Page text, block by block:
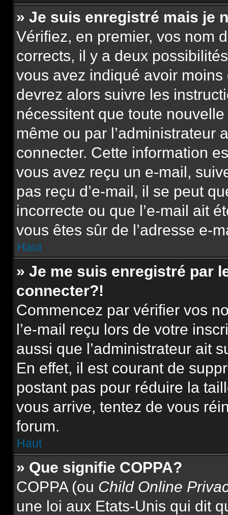
» Je suis enregistré mais je
Vérifiez, en premier, vos nom
corrects, il y a deux
vous avez indiqué avoir
devrez alors suivre les
nécessitent que toute
même ou par l’administrateur
connecter. Cette information
vous avez reçu un e-mail,
pas reçu d’e-mail, il se peut
incorrecte ou que l’e-mail ait
vous êtes sûr de l’adresse e-
Haut
» Je me suis enregistré par
connecter?!
Commencez par vérifier vos
l’e-mail reçu lors de votre
aussi que l’administrateur ait
En effet, il est courant de
postant pas pour réduire la
vous arrive, tentez de vous
forum.
Haut
» Que signifie COPPA?
COPPA (ou Child Online
une loi aux Etats-Unis qui dit